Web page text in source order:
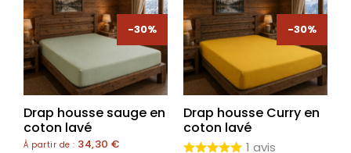
-30%
Drap housse sauge en
coton lavé
À partir de : 34,30 €
-30%
Drap housse Curry en
coton lavé
1 avis